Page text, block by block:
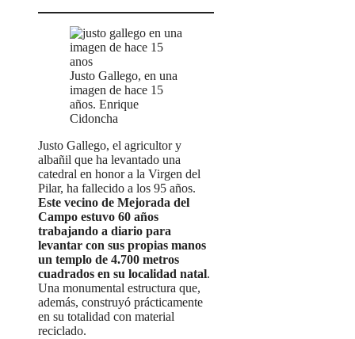
Justo Gallego, en una
imagen de hace 15
años. Enrique
Cidoncha
Justo Gallego, el agricultor y
albañil que ha levantado una
catedral en honor a la Virgen del
Pilar, ha fallecido a los 95 años.
Este vecino de Mejorada del
Campo estuvo 60 años
trabajando a diario para
levantar con sus propias manos
un templo de 4.700 metros
cuadrados en su localidad natal.
Una monumental estructura que,
además, construyó prácticamente
en su totalidad con material
reciclado.